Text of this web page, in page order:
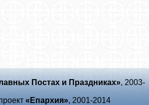
Постах и Праздниках», 2003-
«Епархия», 2001-2014